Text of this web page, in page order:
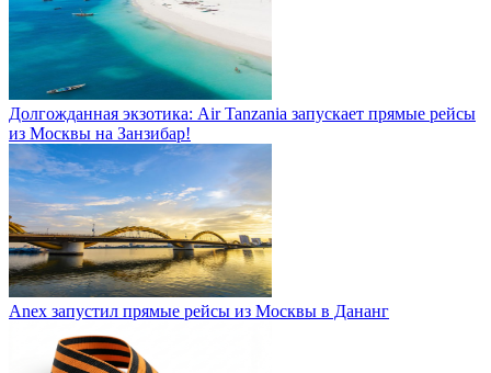
Долгожданная экзотика: Air Tanzania запускает прямые рейсы
из Москвы на Занзибар!
Anex запустил прямые рейсы из Москвы в Дананг